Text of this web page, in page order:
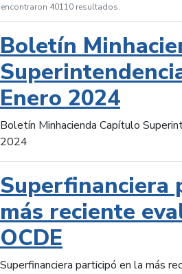
encontraron 40110 resultados.
Boletín
Enero 2024
Boletín Minhacienda Capítulo
2024
Superfinanciera
más reciente
OCDE
Superfinanciera participó en la más